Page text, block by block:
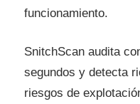
funcionamiento.
SnitchScan audita
segundos y detecta
riesgos de